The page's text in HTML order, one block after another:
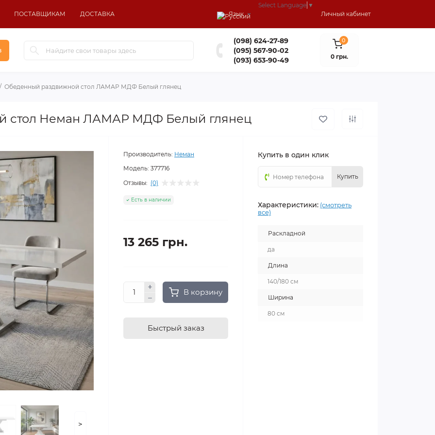
ПОСТАВЩИКАМ ДОСТАВКА Язык
Select Language ▼
Личный кабинет
(098) 624-27-89
(095) 567-90-02
(093) 653-90-49
0
0 грн.
Обеденный раздвижной стол ЛАМАР МДФ Белый глянец
стол Неман ЛАМАР МДФ Белый глянец
>
Производитель: Неман
Модель: 377716
Отзывы: (0)
Есть в наличии
13 265 грн.
В корзину
Быстрый заказ
Купить в один клик
Купить
Характеристики: (смотреть
все)
Раскладной
да
Длина
140/180 см
Ширина
80 см